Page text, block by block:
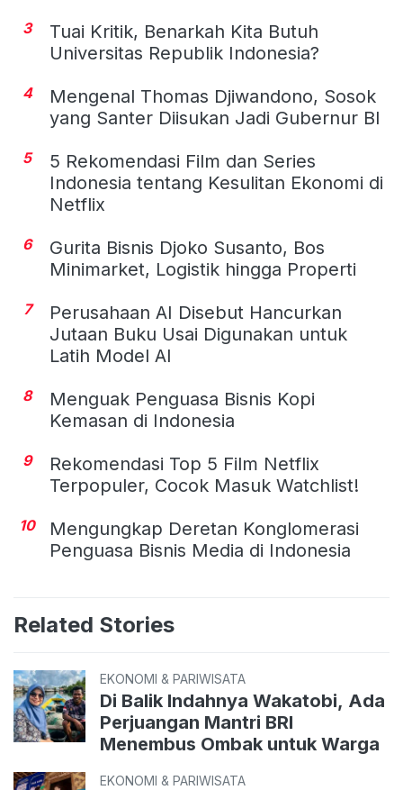
3
Tuai Kritik, Benarkah Kita Butuh
Universitas Republik Indonesia?
4
Mengenal Thomas Djiwandono, Sosok
yang Santer Diisukan Jadi Gubernur BI
5
5 Rekomendasi Film dan Series
Indonesia tentang Kesulitan Ekonomi di
Netflix
6
Gurita Bisnis Djoko Susanto, Bos
Minimarket, Logistik hingga Properti
7
Perusahaan AI Disebut Hancurkan
Jutaan Buku Usai Digunakan untuk
Latih Model AI
8
Menguak Penguasa Bisnis Kopi
Kemasan di Indonesia
9
Rekomendasi Top 5 Film Netflix
Terpopuler, Cocok Masuk Watchlist!
10
Mengungkap Deretan Konglomerasi
Penguasa Bisnis Media di Indonesia
Related Stories
EKONOMI & PARIWISATA
Di Balik Indahnya Wakatobi, Ada
Perjuangan Mantri BRI
Menembus Ombak untuk Warga
EKONOMI & PARIWISATA